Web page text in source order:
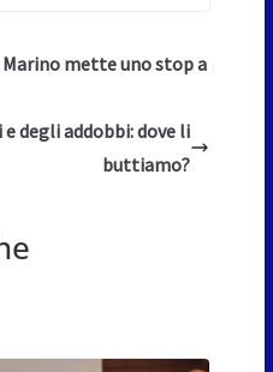
Marino mette uno stop a
degli addobbi: dove li
buttiamo?